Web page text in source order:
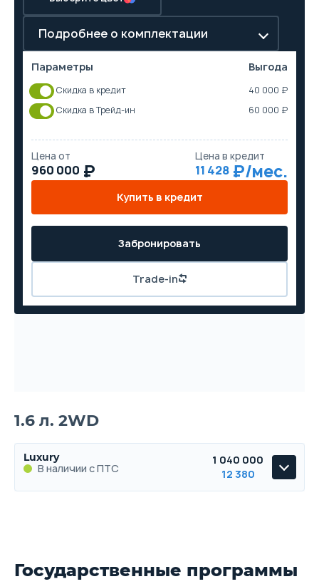
Подробнее о комплектации
Параметры Выгода
Скидка в кредит
40 000 ₽
Скидка в Трейд-ин
60 000 ₽
Цена от
960 000
Цена в кредит
11 428
Купить в кредит
Trade-in
Забронировать
1.6 л. 2WD
Luxury
В наличии с ПТС
1 040 000
12 380
Государственные программы